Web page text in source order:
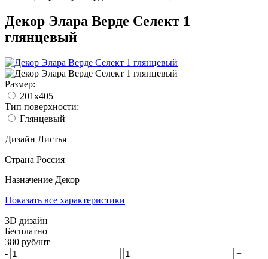
Декор Элара Верде Селект 1
глянцевый
Размер:
201x405
Тип поверхности:
Глянцевый
Дизайн Листья
Страна Россия
Назначение Декор
Показать все характеристики
3D дизайн
Бесплатно
380 руб/шт
-
+